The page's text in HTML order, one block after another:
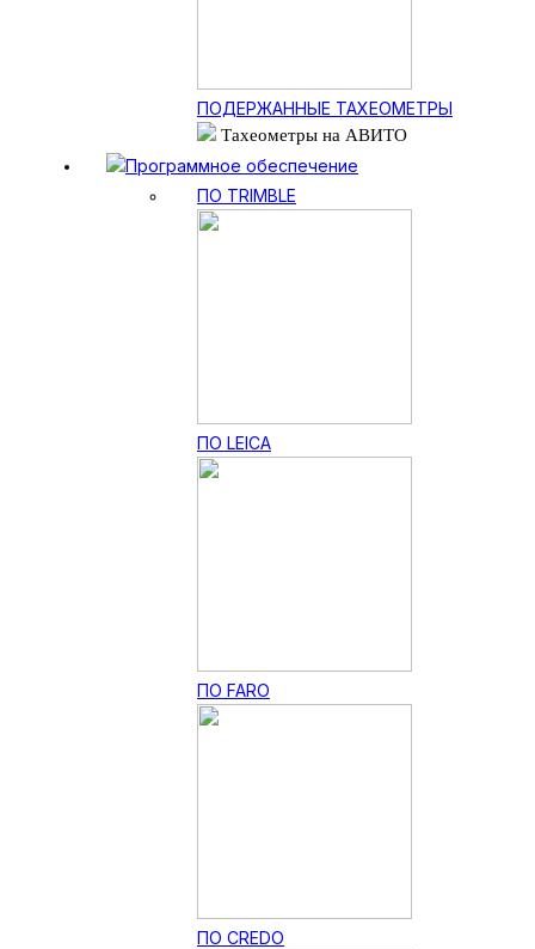
ПОДЕРЖАННЫЕ ТАХЕОМЕТРЫ
Тахеометры на АВИТО
Программное обеспечение
ПО TRIMBLE
ПО LEICA
ПО FARO
ПО CREDO